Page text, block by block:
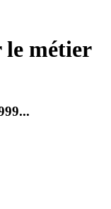
le métier